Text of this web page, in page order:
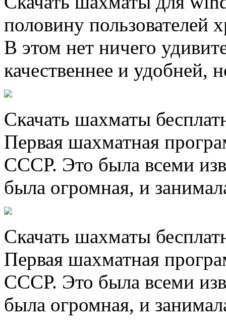
половину
В этом нет ничего
качественнее и удобней,
Скачать шахматы
Первая шахматная
СССР. Это была всеми
была огромная, и
Скачать шахматы
Первая шахматная
СССР. Это была всеми
была огромная, и